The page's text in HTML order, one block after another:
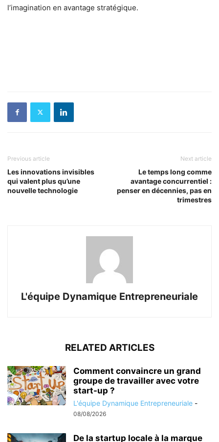
l’imagination en avantage stratégique.
Previous article
Les innovations invisibles
qui valent plus qu’une
nouvelle technologie
Next article
Le temps long comme
avantage concurrentiel :
penser en décennies, pas en
trimestres
L'équipe Dynamique Entrepreneuriale
RELATED ARTICLES
Comment convaincre un grand
groupe de travailler avec votre
start-up ?
L'équipe Dynamique Entrepreneuriale -
08/08/2026
De la startup locale à la marque